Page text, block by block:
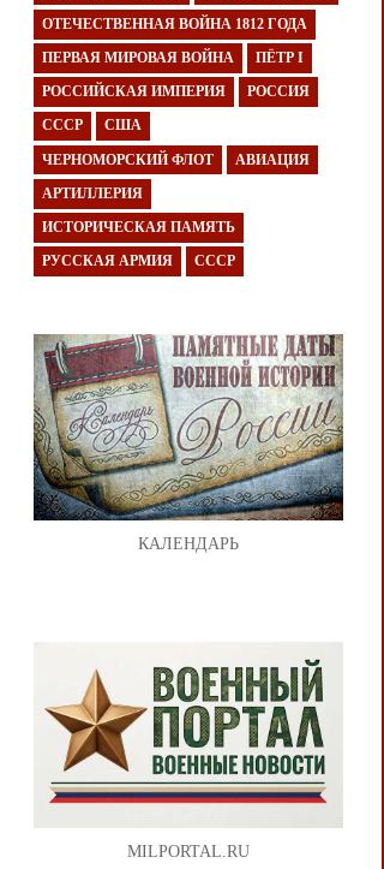
ОТЕЧЕСТВЕННАЯ ВОЙНА 1812 ГОДА
ПЕРВАЯ МИРОВАЯ ВОЙНА ПЁТР I
РОССИЙСКАЯ ИМПЕРИЯ РОССИЯ
СССР США
ЧЕРНОМОРСКИЙ ФЛОТ АВИАЦИЯ
АРТИЛЛЕРИЯ
ИСТОРИЧЕСКАЯ ПАМЯТЬ
РУССКАЯ АРМИЯ СССР
КАЛЕНДАРЬ
MILPORTAL.RU